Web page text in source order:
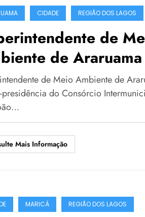
CIDADE REGIÃO DOS LAGOS
de
de Araruama
presidência do
Lagos
de Meio Ambiente de
do Consórcio
Mais Informação
MARICÁ REGIÃO DOS LAGOS